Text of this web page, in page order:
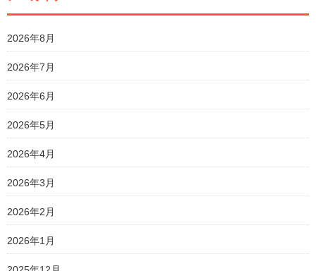
2026年8月
2026年7月
2026年6月
2026年5月
2026年4月
2026年3月
2026年2月
2026年1月